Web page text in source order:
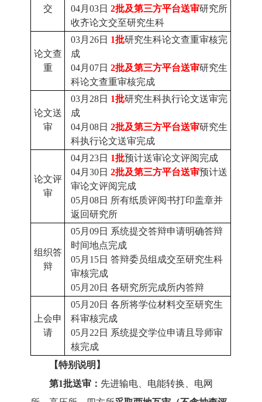
交
04月03日 2批及第三方平台送审研究所
收齐论文交至研究生科
论文查
重
03月26日 1批研究生科论文查重审核完
成
04月07日 2批及第三方平台送审研究生
科论文查重审核完成
论文送
审
03月28日 1批研究生科执行论文送审完
成
04月08日 2批及第三方平台送审研究生
科执行论文送审完成
论文评
审
04月23日 1批预计送审论文评阅完成
04月30日 2批及第三方平台送审预计送
审论文评阅完成
05月08日 所有纸质评阅书打印盖章并
返回研究所
组织答
辩
05月09日 系统提交答辩申请明确答辩
时间地点完成
05月 1 5日 答辩委员组成交至研究生科
审核完成
05月 20日 各研究所完成所内答辩
上会申
请
05月20日 各所将学位材料交至研究生
科审核完成
05月22日 系统提交学位申请且导师审
核完成
【特别说明】
第1批送审： 先进输电、电能转换、电网